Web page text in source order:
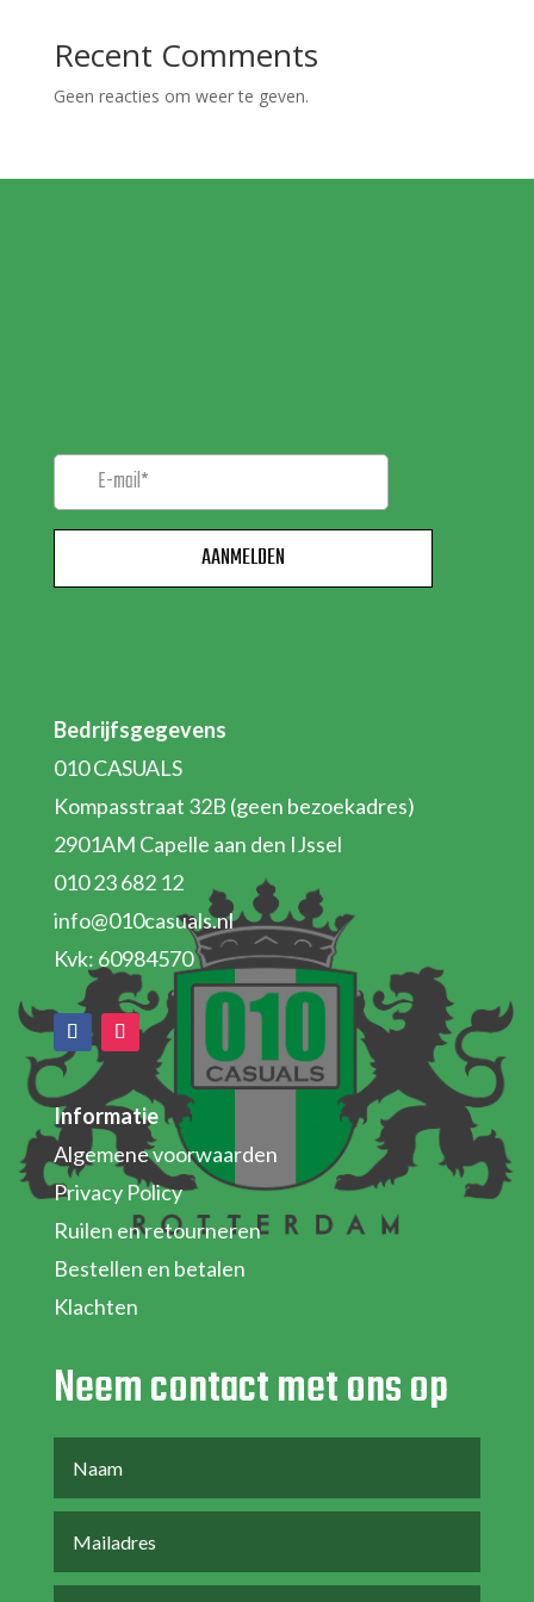
Recent Comments
Geen reacties om weer te geven.
Bedrijfsgegevens
010 CASUALS
Kompasstraat 32B (geen bezoekadres)
2901AM Capelle aan den IJssel
010 23 682 12
info@010casuals.nl
Kvk: 60984570
Informatie
Algemene voorwaarden
Privacy Policy
Ruilen en retourneren
Bestellen en betalen
Klachten
Neem contact met ons op